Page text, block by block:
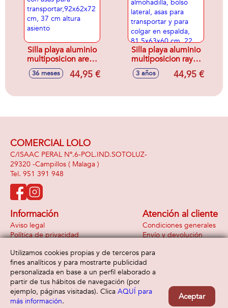
Silla playa aluminio
multiposicion arena
con asas para
transportar,92x62x72
asiento
36 meses 44,95 €
Silla playa aluminio
multiposicion rayas
azules con
almohadilla, bolso
transportar y para
81,5x63x60 cm, 22
3 años 44,95 €
COMERCIAL LOLO
C/ISAAC PERAL Nº.6-POL.IND.SOTOLUZ-
29320 -Campillos ( Malaga )
951 391 948
Información
Aviso legal
Política de privacidad
Atención al cliente
Condiciones generales
Envío y devolución
Formas de pago
Utilizamos cookies propias y de terceros para
fines analíticos y para mostrarte publicidad
personalizada en base a un perfil elaborado a
partir de tus hábitos de navegación (por
ejemplo, páginas visitadas). Clica AQUÍ para
más información. Aceptar